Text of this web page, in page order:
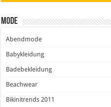
Mode
Abendmode
Babykleidung
Badebekleidung
Beachwear
Bikinitrends 2011